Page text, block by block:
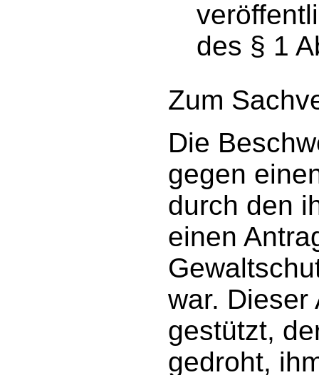
des § 1
Zum
Die
gegen
durch den
einen
war. Dieser
gestützt,
gedroht,